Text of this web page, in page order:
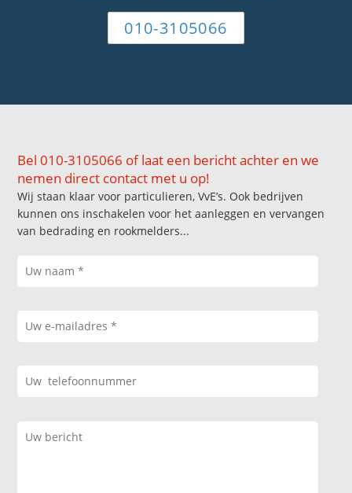
010-3105066
Bel 010-3105066 of laat een bericht achter en we
nemen direct contact met u op!
Wij staan klaar voor particulieren, VvE’s. Ook bedrijven
kunnen ons inschakelen voor het aanleggen en vervangen
van bedrading en rookmelders...